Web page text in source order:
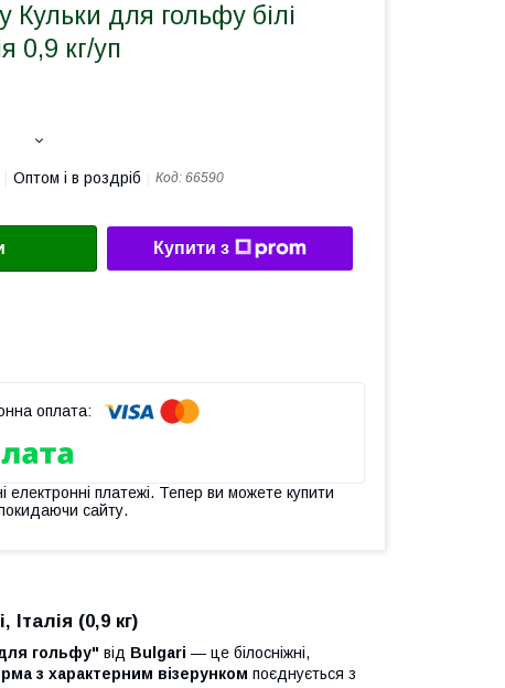
для гольфу білі
0,9 кг/уп
Оптом і в роздріб Код: 66590
Купити з
електронні платежі. Тепер ви можете купити
сайту.
(0,9 кг)
гольфу" від Bulgari — це білосніжні,
з характерним візерунком поєднується з